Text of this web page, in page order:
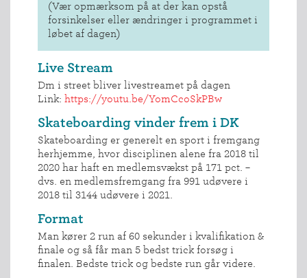
(Vær opmærksom på at der kan opstå
forsinkelser eller ændringer i programmet i
løbet af dagen)
Live Stream
Dm i street bliver livestreamet på dagen
Link: https://youtu.be/YomCcoSkPBw
Skateboarding vinder frem i DK
Skateboarding er generelt en sport i fremgang
herhjemme, hvor disciplinen alene fra 2018 til
2020 har haft en medlemsvækst på 171 pct. –
dvs. en medlemsfremgang fra 991 udøvere i
2018 til 3144 udøvere i 2021.
Format
Man kører 2 run af 60 sekunder i kvalifikation &
finale og så får man 5 bedst trick forsøg i
finalen. Bedste trick og bedste run går videre.